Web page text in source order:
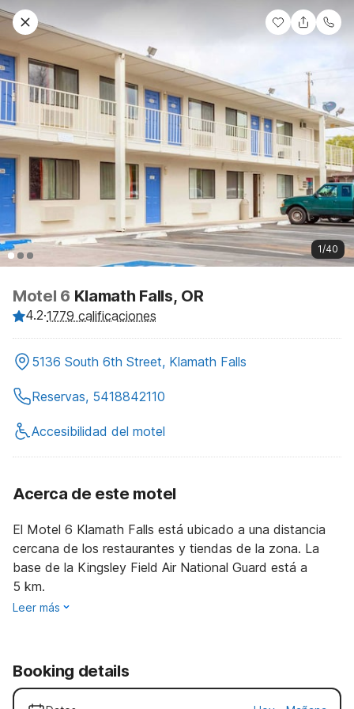
1/40
Motel 6 Klamath Falls, OR
4.2·1779 calificaciones
5136 South 6th Street, Klamath Falls
Reservas, 5418842110
Accesibilidad del motel
Acerca de este motel
El Motel 6 Klamath Falls está ubicado a una distancia
cercana de los restaurantes y tiendas de la zona. La
base de la Kingsley Field Air National Guard está a
5 km.
Leer más
Booking details